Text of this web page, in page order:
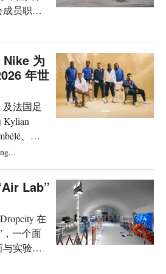
根廷球
造价值
万美元
超出了
的妻子安
裁，拥
营领导经
和
上市公司
的新职
务部门，
Hill 及
公司严
员职
服饰巨
员的罗杰
月举行的
寻求连
顾问，
群影响
Parker
在任职
表示感
们期待继
，借助体
产生积
斯表示，
克，“助
育、运
行投
为
年世
及法国足
Kylian
、
等
囊系
星期二，
赛，对
队。届
、
Lab”
在
，一个面
实验平
在米兰设